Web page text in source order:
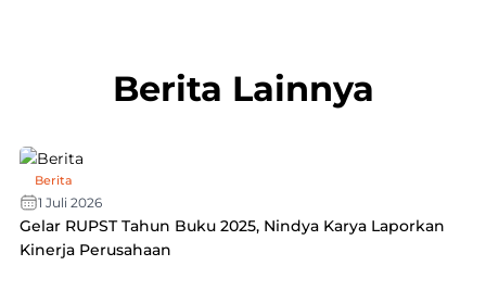
Berita Lainnya
Berita
1 Juli 2026
Gelar RUPST Tahun Buku 2025, Nindya Karya Laporkan
Kinerja Perusahaan